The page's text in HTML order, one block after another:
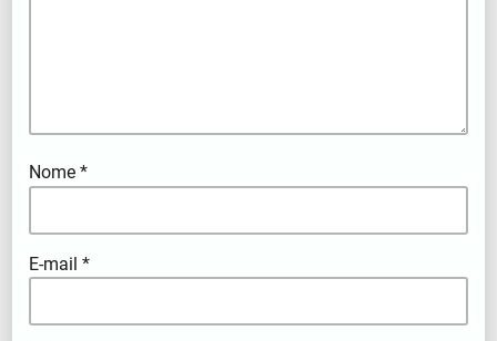
Nome*
E-mail*